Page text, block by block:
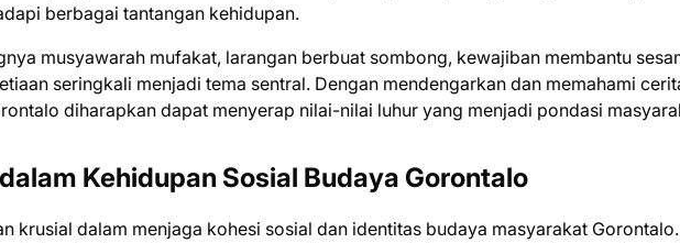
berbagai tantangan kehidupan.
musyawarah mufakat, larangan berbuat sombong, kewajiban membantu
seringkali menjadi tema sentral. Dengan mendengarkan dan memahami
diharapkan dapat menyerap nilai-nilai luhur yang menjadi pondasi
Kehidupan Sosial Budaya Gorontalo
krusial dalam menjaga kohesi sosial dan identitas budaya masyarakat Gorontalo.